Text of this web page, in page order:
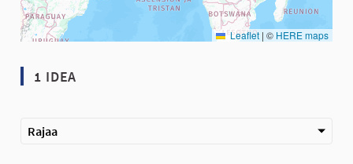
Leaflet | © HERE maps
1 IDEA
Rajaa